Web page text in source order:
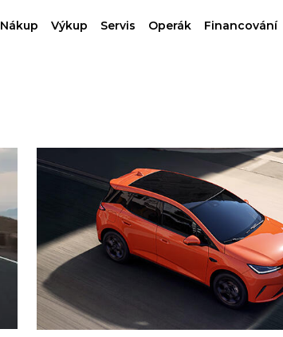
Nákup Výkup Servis Operák Financování